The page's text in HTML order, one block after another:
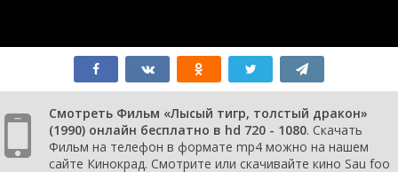
Смотреть Фильм «Лысый тигр, толстый дракон»
(1990) онлайн бесплатно в hd 720 - 1080. Скачать
Фильм на телефон в формате mp4 можно на нашем
сайте Кинокрад. Смотрите или скачивайте кино Sau foo